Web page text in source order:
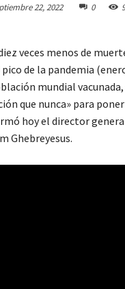
22, 2022 0
veces menos de
de la pandemia
mundial
que nunca» para
hoy el director
Ghebreyesus.